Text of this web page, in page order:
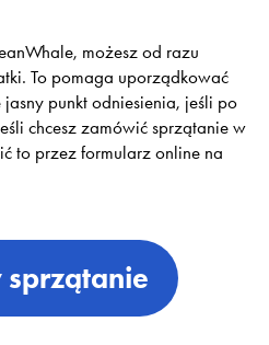
możesz od razu
To pomaga uporządkować
punkt odniesienia, jeśli po
chcesz zamówić sprzątanie w
to przez formularz online na